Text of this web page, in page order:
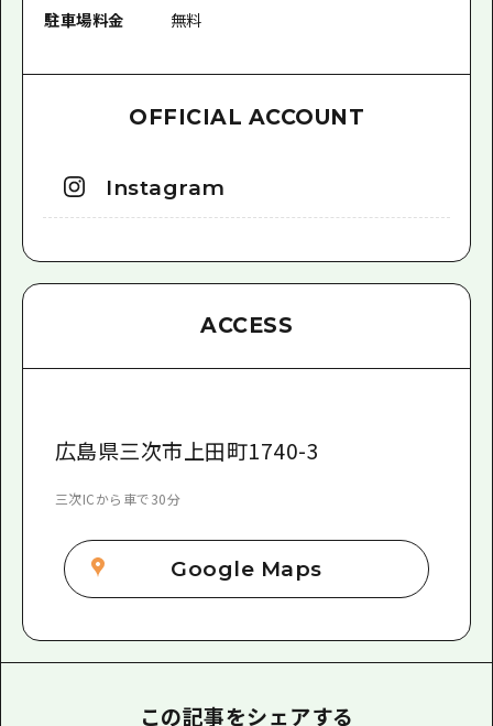
駐車場料金 無料
OFFICIAL ACCOUNT
Instagram
ACCESS
広島県三次市上田町1740-3
三次ICから車で30分
Google Maps
この記事をシェアする